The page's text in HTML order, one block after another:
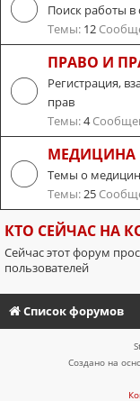
Поиск работы
Темы: 12
ПРАВО И
Регистрация,
прав
Темы:4
МЕДИЦИНА
Темы о
Темы:25
КТО СЕЙЧАС НА
Сейчас этот форум
пользователей
Список форумов
Создано на